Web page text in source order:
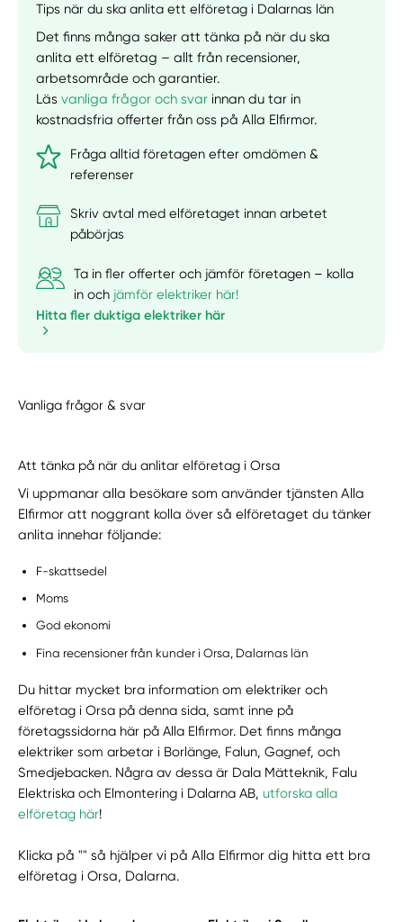
Välj tillvägagångssätt
Tips när du ska anlita ett elföretag i Dalarnas län
Det finns många saker att tänka på när du ska
anlita ett elföretag – allt från recensioner,
arbetsområde och garantier.
Läsvanliga frågor och svar innan du tar in
kostnadsfria offerter från oss på Alla Elfirmor.
Fråga alltid företagen efter omdömen &
referenser
Skriv avtal med elföretaget innan arbetet
påbörjas
Ta in fler offerter och jämför företagen – kolla
in och jämför elektriker här!
Hitta fler duktiga elektriker här
Vanliga frågor & svar
Att tänka på när du anlitar elföretag i Orsa
Vi uppmanar alla besökare som använder tjänsten Alla
Elfirmor att noggrant kolla över så elföretaget du tänker
anlita innehar följande:
F-skattsedel
Moms
God ekonomi
Fina recensioner från kunder i Orsa, Dalarnas län
Du hittar mycket bra information om elektriker och
elföretag i Orsa på denna sida, samt inne på
företagssidorna här på Alla Elfirmor. Det finns många
elektriker som arbetar i Borlänge, Falun, Gagnef, och
Smedjebacken. Några av dessa är Dala Mätteknik, Falu
Elektriska och Elmontering i Dalarna AB,utforska alla
elföretag här!
Klicka på "" så hjälper vi på Alla Elfirmor dig hitta ett bra
elföretag i Orsa, Dalarna.